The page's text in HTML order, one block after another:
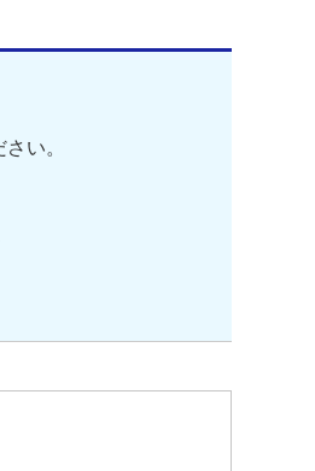
い。